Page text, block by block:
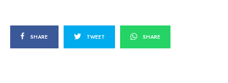
SHARE TWEET SHARE